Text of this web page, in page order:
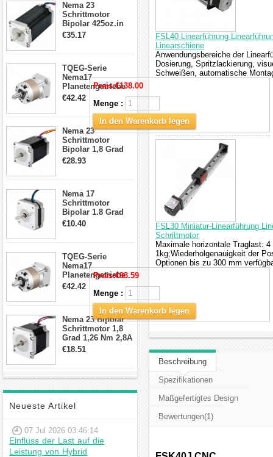
Nema 23
Schrittmotor
Bipolar 425oz.in
4.2A 57x57x114mm
€35.17
TQEG-Serie
Nema17
Planetengetriebe
5:1 Spiel 15Arc-
min für Nema 17
Getriebe
Schrittmotor
€42.42
Nema 23
Schrittmotor
Bipolar 1,8 Grad
2,83Nm 4 A 2,26V
€28.93
Nema 17
Schrittmotor
Bipolar 1.8 Grad
8.7Ncm 1A 3.5V 4
€10.40
TQEG-Serie
Nema17
Planetengetriebe
10:1 Spiel 15Arc-
min für Nema 17
Getriebe
Schrittmotor
€42.42
Nema 23 Bipolar
Schrittmotor 1,8
Grad 1,26 Nm 2,8A
2,5V 4 Drähte
€18.51
Neueste Artikel
07 Jul 2026 03:46:14
Einfluss der Last auf die
Leistung von Hybrid
FSL40 Linearführung
Linearschiene
Anwendungsbereiche der
Dosierung, Spritzlackierung,
Schweißen, automatische
Preis:€138.00
Menge :
In den Warenkorb legen
FSL30 Miniatur-Linearführung
Schrittmotor
Maximale horizontale Traglast:
1kg;Wiederholgenauigkeit der
Optionen bis zu 300 mm
Preis:€93.59
Menge :
In den Warenkorb legen
Beschreibung
Spezifikationen
Maßgefertigtes Design
Bewertungen(1)